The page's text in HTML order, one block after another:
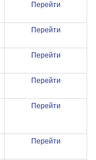
Перейти
Перейти
Перейти
Перейти
Перейти
Перейти